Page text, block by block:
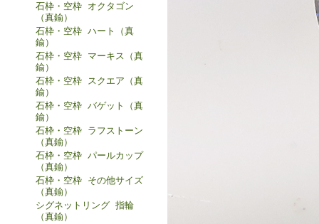
石枠・空枠 オクタゴン
（真鍮）
石枠・空枠 ハート（真
鍮）
石枠・空枠 マーキス（真
鍮）
石枠・空枠 スクエア（真
鍮）
石枠・空枠 バゲット（真
鍮）
石枠・空枠 ラフストーン
（真鍮）
石枠・空枠 パールカップ
（真鍮）
石枠・空枠 その他サイズ
（真鍮）
シグネットリング 指輪
（真鍮）